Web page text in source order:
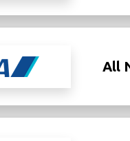
All